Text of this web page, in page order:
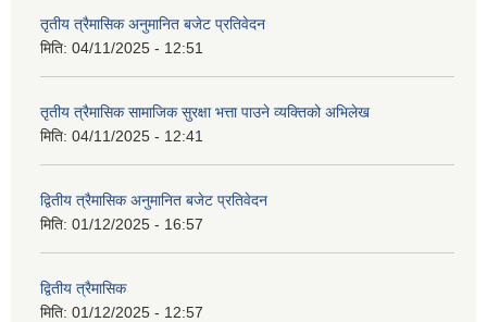
तृतीय त्रैमासिक अनुमानित बजेट प्रतिवेदन
मिति: 04/11/2025 - 12:51
तृतीय त्रैमासिक सामाजिक सुरक्षा भत्ता पाउने व्यक्तिको अभिलेख
मिति: 04/11/2025 - 12:41
द्वितीय त्रैमासिक अनुमानित बजेट प्रतिवेदन
मिति: 01/12/2025 - 16:57
द्वितीय त्रैमासिक
मिति: 01/12/2025 - 12:57